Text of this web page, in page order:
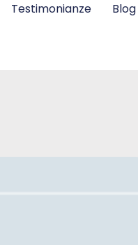
Testimonianze Blog